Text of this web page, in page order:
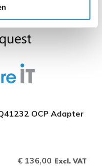
OCP Adapter
€ 136,00 Excl. VAT